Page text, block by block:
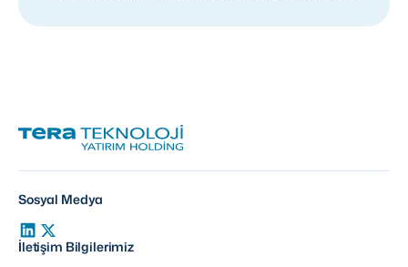
İletişim Bilgilerimiz
Sosyal Medya